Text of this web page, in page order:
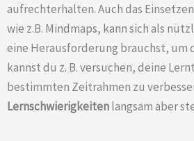
aufrechterhalten. Auch das
wie z.B. Mindmaps, kann sich als
eine Herausforderung brauchst, um
kannst du z. B. versuchen, deine
bestimmten Zeitrahmen zu
Lernschwierigkeitenlangsam aber